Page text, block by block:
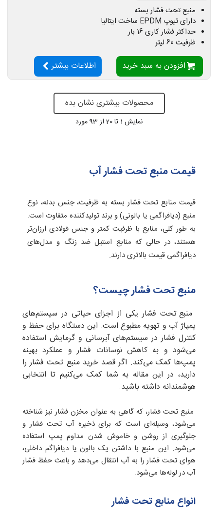
منبع تحت فشار بسته
دارای تیوپ EPDM ساخت ایتالیا
حداکثر فشار کاری 16 بار
ظرفیت 60 لیتر
افزودن به سبد خرید اطلاعات بیشتر
محصولات بیشتری نشان بده
نمایش 1 تا 20 از 93 مورد
قیمت منبع تحت فشار آب
قیمت منابع تحت فشار بسته به ظرفیت، جنس بدنه، نوع
منبع (دیافراگمی یا بالونی) و برند تولیدکننده متفاوت است.
به طور کلی، منابع با ظرفیت کمتر و جنس فولادی ارزان‌تر
هستند، در حالی که منابع استیل ضد زنگ و مدل‌های
دیافراگمی قیمت بالاتری دارند.
منبع تحت فشار چیست؟
منبع تحت فشار یکی از اجزای حیاتی در سیستم‌های
پمپاژ آب و تهویه مطبوع است. این دستگاه برای حفظ و
کنترل فشار در سیستم‌های آبرسانی و گرمایش استفاده
می‌شود و به کاهش نوسانات فشار و عملکرد بهینه
پمپ‌ها کمک می‌کند. اگر قصد خرید منبع تحت فشار را
دارید، در این مقاله به شما کمک می‌کنیم تا انتخابی
هوشمندانه داشته باشید.
منبع تحت فشار، که گاهی به عنوان مخزن فشار نیز شناخته
می‌شود، وسیله‌ای است که برای ذخیره آب تحت فشار و
جلوگیری از روشن و خاموش شدن مداوم پمپ استفاده
می‌شود. این منبع با داشتن یک بالون یا دیافراگم داخلی،
هوای تحت فشار را به آب انتقال می‌دهد و باعث حفظ فشار
آب در لوله‌ها می‌شود.
انواع منابع تحت فشار